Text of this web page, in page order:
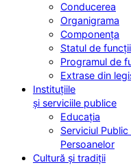
Conducerea
Organigrama
Componența
Statul de funcții
Programul de
Extrase din
Instituțiile
și serviciile publice
Educația
Serviciul
Persoanelor
Cultură și tradiții